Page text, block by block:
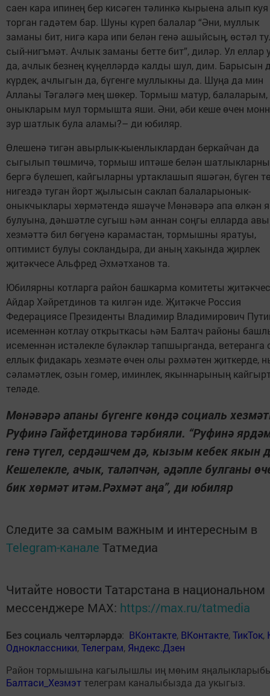
саен кара ипинең бер кисәген тәлинкә кырыена алып куя
торган гадәтем бар. Шуны күреп балалар “Әни, муллык
заманы бит, нигә кара ипи белән генә ашыйсың, өстәл
сый-нигъмәт. Ачлык заманы бетте бит”, диләр. Ул еллар
да, ачлык безнең күңелләрдә калды шул, дим. Барысын
күрдек, ачлыгын да, бүгенге муллыкны да. Шуңа да мин
Аллаһы Тәгаләгә мең шөкер. Тормыш матур, балаларым,
оныкларым мул тормышта яши. Әни, әби кеше өчен
зур шатлык була аламы?– ди юбиляр.
Өлешенә тигән авырлык-кыенлыклардан беркайчан да
сыгылып төшмичә, тормыш иптәше белән шатлыкларны
бергә бүлешеп, кайгыларны уртаклашып яшәгән, бүген
нигездә туган йорт җылысын саклап балаларыонык-
оныкчыклары хөрмәтендә яшәүче Мөнәвәрә апа өлкән
булуына, дәһшәтле сугыш һәм аннан соңгы елларда
хезмәттә бил бөгүенә карамастан, тормышны яратуы,
оптимист булуы сокландыра, ди аның хакында җирлек
җитәкчесе Альфред Әхмәтханов та.
Юбилярны котларга район башкарма комитеты
Айдар Хәйретдинов та килгән иде. Җитәкче Россия
Федерациясе Президенты Владимир Владимирович
исеменнән котлау открыткасы һәм Балтач районы
исеменнән истәлекле бүләкләр тапшырганда, ветеранга
еллык фидакарь хезмәте өчен олы рәхмәтен җиткерде,
сәламәтлек, озын гомер, иминлек, якыннарының
теләде.
Мөнәвәрә апаны бүгенге көндә социаль
Руфинә Гайфетдинова тәрбияли. “Руфинә
генә түгел, сердәшчем дә, кызым кебек якын
Кешелекле, ачык, таләпчән, әдәпле булганы
бик хөрмәт итәм.Рәхмәт аңа”, ди юбиляр
Следите за самым важным и интересным в
Telegram-канале Татмедиа
Читайте новости Татарстана в национальном
мессенджере MАХ: https://max.ru/tatmedia
Без социаль челтәрләрдә: ВКонтакте, ВКонтакте,ТикТок,
Одноклассники,Телеграм, Яндекс.Дзен
Район тормышына кагылышлы иң мөһим
Балтаси_Хезмэт телеграм каналыбызда да укыгыз.